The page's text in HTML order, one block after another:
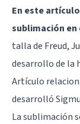
En este
sublimación
talla de Freud,
desarrollo de la
Artículo
desarrolló
La sublimación